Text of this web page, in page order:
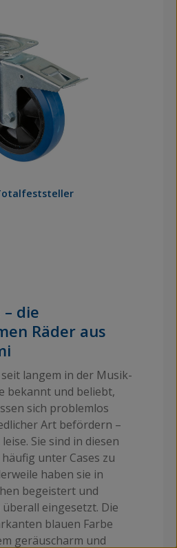
– die
Räder aus
langem in der Musik-
bekannt und beliebt,
sich problemlos
Art befördern –
Sie sind in diesen
unter Cases zu
haben sie in
begeistert und
eingesetzt. Die
blauen Farbe
geräuscharm und